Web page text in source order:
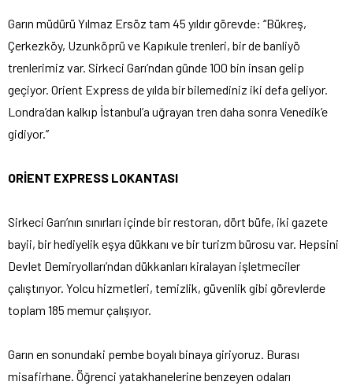
Garın müdürü Yılmaz Ersöz tam 45 yıldır görevde: ‘‘Bükreş,
Çerkezköy, Uzunköprü ve Kapıkule trenleri, bir de banliyö
trenlerimiz var. Sirkeci Garı’ndan günde 100 bin insan gelip
geçiyor. Orient Express de yılda bir bilemediniz iki defa geliyor.
Londra’dan kalkıp İstanbul’a uğrayan tren daha sonra Venedik’e
gidiyor.’’
ORİENT EXPRESS LOKANTASI
Sirkeci Garı’nın sınırları içinde bir restoran, dört büfe, iki gazete
bayii, bir hediyelik eşya dükkanı ve bir turizm bürosu var. Hepsini
Devlet Demiryolları’ndan dükkanları kiralayan işletmeciler
çalıştırıyor. Yolcu hizmetleri, temizlik, güvenlik gibi görevlerde
toplam 185 memur çalışıyor.
Garın en sonundaki pembe boyalı binaya giriyoruz. Burası
misafirhane. Öğrenci yatakhanelerine benzeyen odaları